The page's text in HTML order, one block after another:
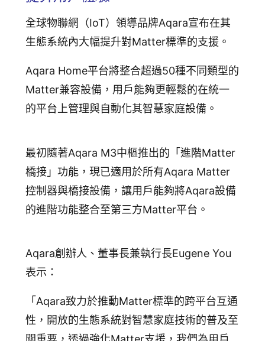
全球物聯網（IoT）領導品牌Aqara宣布在其
生態系統內大幅提升對Matter標準的支援。
Aqara Home平台將整合超過50種不同類型的
Matter兼容設備，用戶能夠更輕鬆的在統一
的平台上管理與自動化其智慧家庭設備。
最初隨著Aqara M3中樞推出的「進階Matter
橋接」功能，現已適用於所有Aqara Matter
控制器與橋接設備，讓用戶能夠將Aqara設備
的進階功能整合至第三方Matter平台。
Aqara創辦人、董事長兼執行長Eugene You
表示：
「Aqara致力於推動Matter標準的跨平台互通
性，開放的生態系統對智慧家庭技術的普及至
快速連結
查看我的最愛
加入 JARVIS VIP